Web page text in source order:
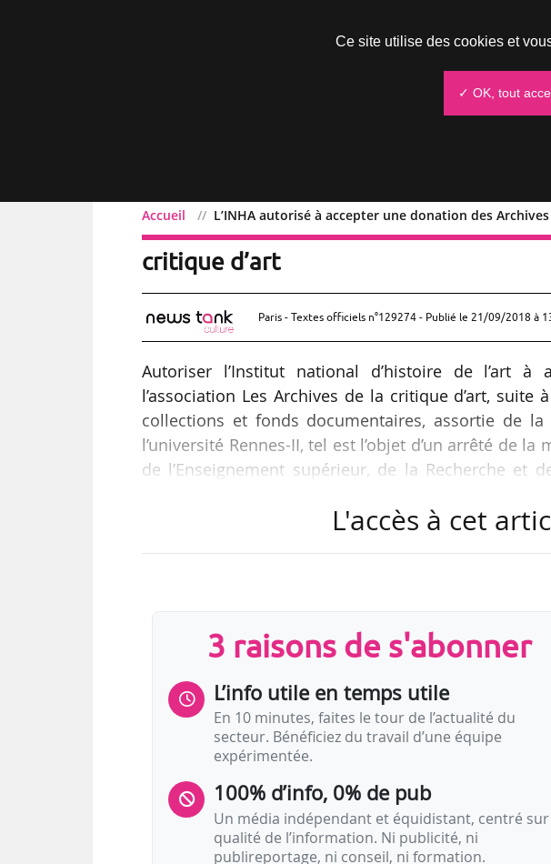
Accueil L’INHA autorisé à accepter une donation des
L’INHA autorisé à accepter une
critique d’art
Paris - Textes officiels n°129274 - Publié le 21/09/2018 à
Autoriser l’Institut national d’histoire de l’art
l’association Les Archives de la critique d’art, suite
collections et fonds documentaires, assortie de
l’université Rennes-II, tel est l’objet d’un arrêté de
de l’Enseignement supérieur, de la Recherche et
sur l’art, la critique, les débats et les institutions
L'accès à cet
3 raisons de s'abonner
L’info utile en temps utile
En 10 minutes, faites le tour de l’actualité du
secteur. Bénéficiez du travail d’une équipe
expérimentée.
100% d’info, 0% de pub
Un média indépendant et équidistant, centré sur
qualité de l’information. Ni publicité, ni
publireportage, ni conseil, ni formation.
Ce site utilise des cookies et
✓ OK, tout